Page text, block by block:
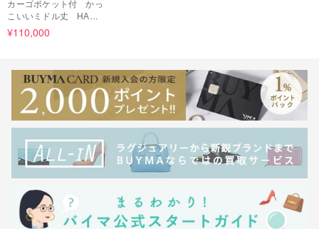
カーゴポケット付 かっ
こいいミドル丈 HARL
EM ★MACKAGE★
¥110,000